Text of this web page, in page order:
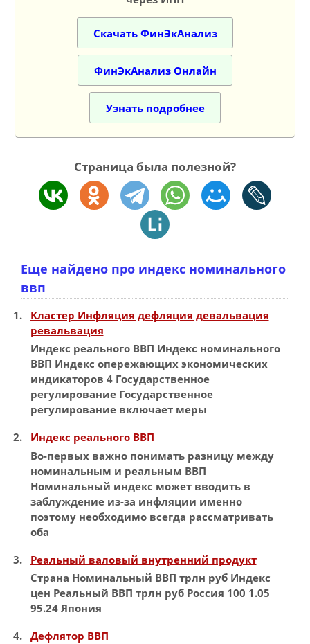
Скачать ФинЭкАнализ
ФинЭкАнализ Онлайн
Узнать подробнее
Страница была полезной?
Еще найдено про индекс номинального
ввп
Кластер Инфляция дефляция девальвация
ревальвация
Индекс реального ВВП Индекс номинального
ВВП Индекс опережающих экономических
индикаторов 4 Государственное
регулирование Государственное
регулирование включает меры
Индекс реального ВВП
Во-первых важно понимать разницу между
номинальным и реальным ВВП
Номинальный индекс может вводить в
заблуждение из-за инфляции именно
поэтому необходимо всегда рассматривать
оба
Реальный валовый внутренний продукт
Страна Номинальный ВВП трлн руб Индекс
цен Реальный ВВП трлн руб Россия 100 1.05
95.24 Япония
Дефлятор ВВП